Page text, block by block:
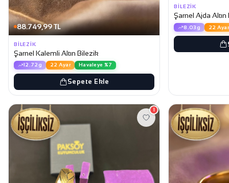
88.749,99 TL
BILEZIK
Şarnel Kalemli Altın Bilezik
12.72g 22 Ayar Havaleye %7
Sepete Ekle
BILEZIK
Şarnel Ajda
8.03g 22 Ayar
1